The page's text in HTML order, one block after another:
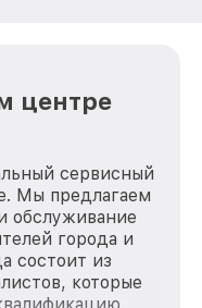
центре
сервисный
Мы предлагаем
обслуживание
города и
состоит из
которые